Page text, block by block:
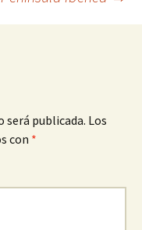
será publicada. Los
con *